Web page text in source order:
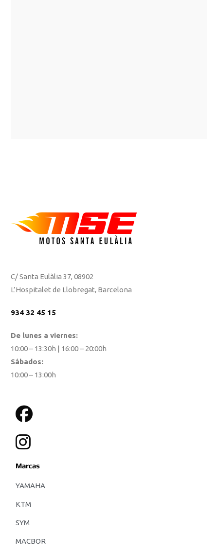
C/ Santa Eulàlia 37, 08902
L’Hospitalet de Llobregat, Barcelona
934 32 45 15
De lunes a viernes:
10:00 – 13:30h | 16:00 – 20:00h
Sábados:
10:00 – 13:00h
Marcas
YAMAHA
KTM
SYM
MACBOR